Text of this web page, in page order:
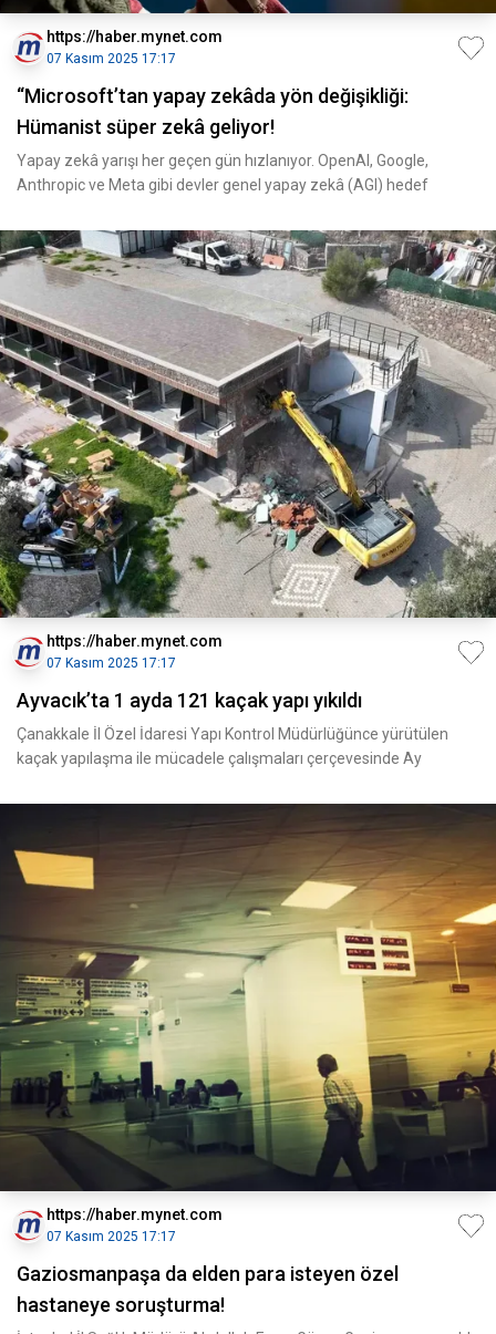
https://haber.mynet.com
07 Kasım 2025 17:17
“Microsoft’tan yapay zekâda yön değişikliği:
Hümanist süper zekâ geliyor!
Yapay zekâ yarışı her geçen gün hızlanıyor. OpenAI, Google,
Anthropic ve Meta gibi devler genel yapay zekâ (AGI) hedef
https://haber.mynet.com
07 Kasım 2025 17:17
Ayvacık’ta 1 ayda 121 kaçak yapı yıkıldı
Çanakkale İl Özel İdaresi Yapı Kontrol Müdürlüğünce yürütülen
kaçak yapılaşma ile mücadele çalışmaları çerçevesinde Ay
https://haber.mynet.com
07 Kasım 2025 17:17
Gaziosmanpaşa da elden para isteyen özel
hastaneye soruşturma!